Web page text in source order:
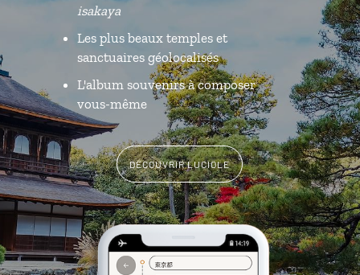
isakaya
Les plus beaux temples et
sanctuaires géolocalisés
L'album souvenirs à composer
vous-même
DÉCOUVRIR LUCIOLE